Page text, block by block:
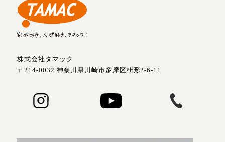
株式会社タマック
〒214-0032 神奈川県川崎市多摩区枡形2-6-11